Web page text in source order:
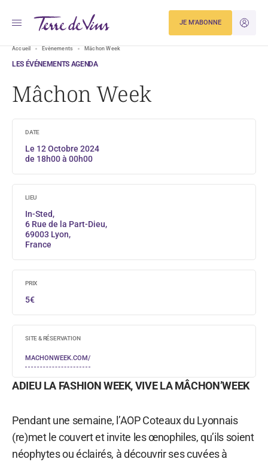
JE
JE M'ABONNE
Accueil Evènements Mâchon Week
LES ÉVÉNEMENTS AGENDA
Mâchon Week
DATE
Le 12 Octobre 2024
de 18h00 à 00h00
LIEU
In-Sted,
6 Rue de la Part-Dieu,
69003 Lyon,
France
PRIX
5€
SITE & RÉSERVATION
MACHONWEEK.COM/
ADIEU LA FASHION WEEK, VIVE LA MÂCHON’WEEK
Pendant une semaine, l’AOP Coteaux du Lyonnais
(re)met le couvert et invite les œnophiles, qu’ils soient
néophytes ou éclairés, à découvrir ses cuvées à